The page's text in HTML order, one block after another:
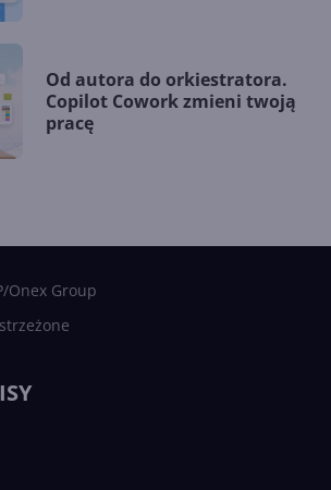
Od autora do orkiestratora.
Copilot Cowork zmieni twoją
pracę
Onex Group